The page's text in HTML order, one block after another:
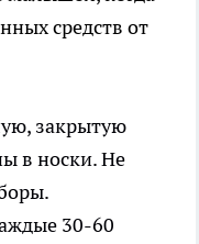
средств от
закрытую
в носки. Не
30-60